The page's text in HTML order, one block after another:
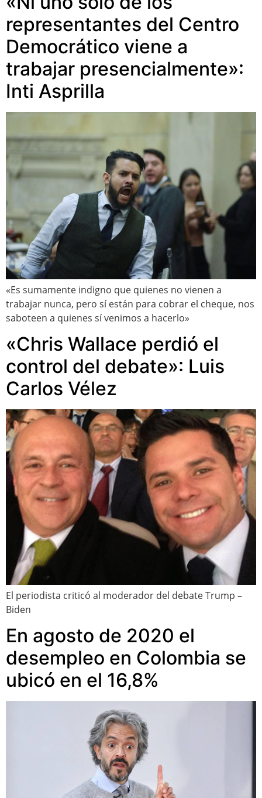
representantes del Centro
Democrático viene a
trabajar presencialmente»:
Inti Asprilla
«Es sumamente indigno que quienes no vienen a
trabajar nunca, pero sí están para cobrar el cheque, nos
saboteen a quienes sí venimos a hacerlo»
«Chris Wallace perdió el
control del debate»: Luis
Carlos Vélez
El periodista criticó al moderador del debate Trump –
Biden
En agosto de 2020 el
desempleo en Colombia se
ubicó en el 16,8%